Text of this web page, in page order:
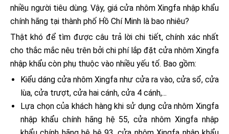
nhiều người tiêu dùng. Vậy, giá cửa nhôm Xingfa nhập khẩu
chính hãng tại thành phố Hồ Chí Minh là bao nhiêu?
Thật khó để tìm được câu trả lời chi tiết, chính xác nhất
cho thắc mắc nêu trên bởi chi phí lắp đặt cửa nhôm Xingfa
nhập khẩu còn phụ thuộc vào nhiều yếu tố. Bao gồm:
Kiểu dáng cửa nhôm Xingfa như cửa ra vào, cửa sổ, cửa
lùa, cửa trượt, cửa hai cánh, cửa 4 cánh,...
Lựa chọn của khách hàng khi sử dụng cửa nhôm Xingfa
nhập khẩu chính hãng hệ 55, cửa nhôm Xingfa nhập